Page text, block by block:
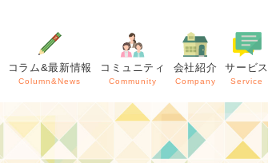
コラム&最新情報
Column&News
コミュニティ
Community
会社紹介
Company
サービス
Service